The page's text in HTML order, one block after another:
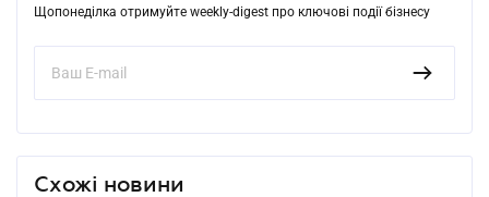
Щопонеділка отримуйте weekly-digest про ключові події бізнесу
Схожі новини